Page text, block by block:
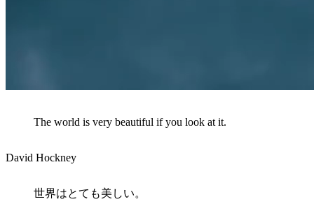
The world is very beautiful if you look at it.
David Hockney
世界はとても美しい。